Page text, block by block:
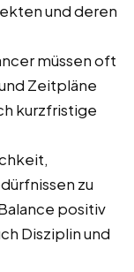
und deren
müssen oft
Zeitpläne
kurzfristige
zu
positiv
Disziplin und